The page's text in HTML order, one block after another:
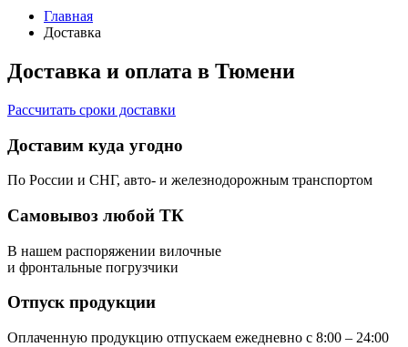
Главная
Доставка
Доставка и оплата в Тюмени
Рассчитать сроки доставки
Доставим куда угодно
По России и СНГ, авто- и железнодорожным транспортом
Самовывоз любой ТК
В нашем распоряжении вилочные
и фронтальные погрузчики
Отпуск продукции
Оплаченную продукцию отпускаем ежедневно с 8:00 – 24:00